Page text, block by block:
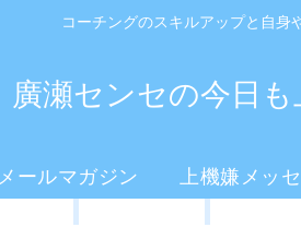
コーチングのスキルアップと自身
廣瀬センセの今日
メールマガジン 上機嫌メッ